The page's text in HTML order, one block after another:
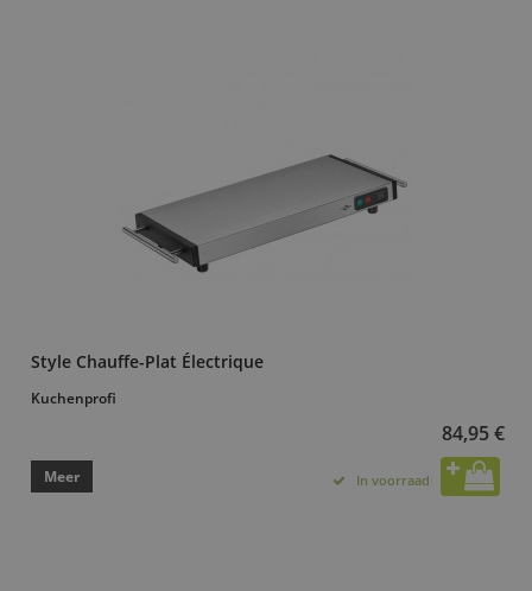
Style Chauffe-Plat Électrique
Kuchenprofi
84,95 €
Meer In voorraad